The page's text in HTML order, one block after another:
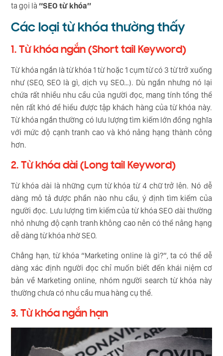
ta gọi là “SEO từ khóa”
Các loại từ khóa thường thấy
1. Từ khóa ngắn (Short tail Keyword)
Từ khóa ngắn là từ khóa 1 từ hoặc 1 cụm từ có 3 từ trở xuống
như (SEO, SEO là gì, dịch vụ SEO…). Dù ngắn nhưng nó lại
chứa rất nhiều nhu cầu của người đọc, mang tính tổng thể
nên rất khó để hiểu được tập khách hàng của từ khóa này.
Từ khóa ngắn thường có lưu lượng tìm kiếm lớn đồng nghĩa
với mức độ cạnh tranh cao và khó nâng hạng thành công
hơn.
2. Từ khóa dài (Long tail Keyword)
Từ khóa dài là những cụm từ khóa từ 4 chữ trở lên. Nó dễ
dàng mô tả được phần nào nhu cầu, ý định tìm kiếm của
người đọc. Lưu lượng tìm kiếm của từ khóa SEO dài thường
nhỏ nhưng độ cạnh tranh không cao nên có thể nâng hạng
dễ dàng từ khóa nhờ SEO.
Chẳng hạn, từ khóa “Marketing online là gì?”, ta có thể dễ
dàng xác định người đọc chỉ muốn biết đến khái niệm cơ
bản về Marketing online, nhóm người search từ khóa này
thường chưa có nhu cầu mua hàng cụ thể.
3. Từ khóa ngắn hạn